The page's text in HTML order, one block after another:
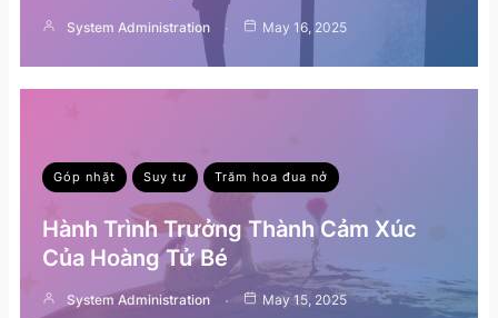
System Administration May 16, 2025
Góp nhặt Suy tư Trăm hoa đua nở
Hành Trình Trưởng Thành Cảm Xúc
Của Hoàng Tử Bé
System Administration May 15, 2025